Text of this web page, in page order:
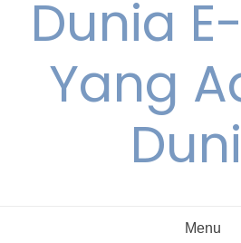
Dunia
Yang
Menu